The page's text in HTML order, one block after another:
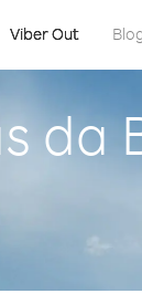
Viber Out
da